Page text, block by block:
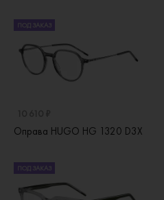
ПОД ЗАКАЗ
Оправа HUGO HG 1320 D3X
ПОД ЗАКАЗ